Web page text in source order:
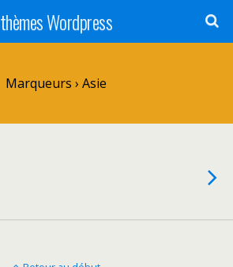
thèmes Wordpress
Marqueurs › Asie